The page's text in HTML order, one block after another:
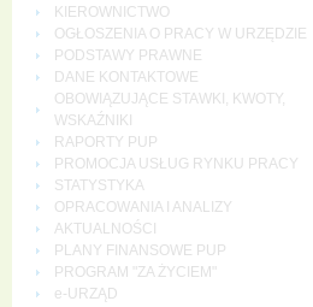
KIEROWNICTWO
OGŁOSZENIA O PRACY W URZĘDZIE
PODSTAWY PRAWNE
DANE KONTAKTOWE
OBOWIĄZUJĄCE STAWKI, KWOTY,
WSKAŹNIKI
RAPORTY PUP
PROMOCJA USŁUG RYNKU PRACY
STATYSTYKA
OPRACOWANIA I ANALIZY
AKTUALNOŚCI
PLANY FINANSOWE PUP
PROGRAM "ZA ŻYCIEM"
e-URZĄD